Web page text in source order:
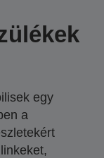
egy
a